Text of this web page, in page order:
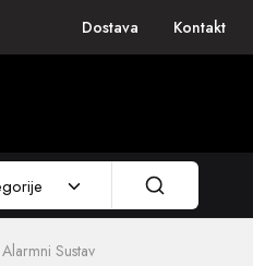
Dostava Kontakt
Sustav